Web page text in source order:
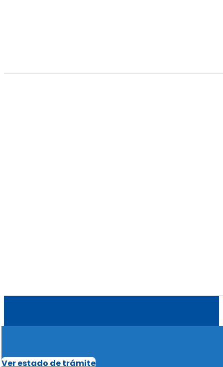
Ver estado de trámite